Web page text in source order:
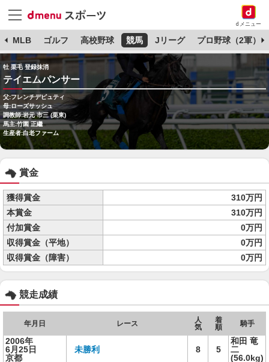
dメニュー
MLB ゴルフ 高校野球 競馬 Jリーグ プロ野球（2軍）
牡 栗毛 登録抹消
テイエムパンサー
父:フレンチデピュティ
母:ローズサッシュ
調教師:岩元 市三 (栗東)
馬主:竹園 正繼
生産者:白老ファーム
賞金
獲得賞金
310万円
本賞金
310万円
付加賞金
0万円
収得賞金（平地）
0万円
収得賞金（障害）
0万円
競走成績
年月日 レース
人
気
着
順
騎手
2006年
6月25日
京都
未勝利 8 5
和田 竜
二
(56.0kg)